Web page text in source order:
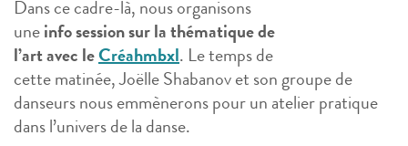
Dans ce cadre-là, nous organisons
une info session sur la thématique de
l’art avec le Créahmbxl. Le temps de
cette matinée, Joëlle Shabanov et son groupe de
danseurs nous emmènerons pour un atelier pratique
dans l’univers de la danse.